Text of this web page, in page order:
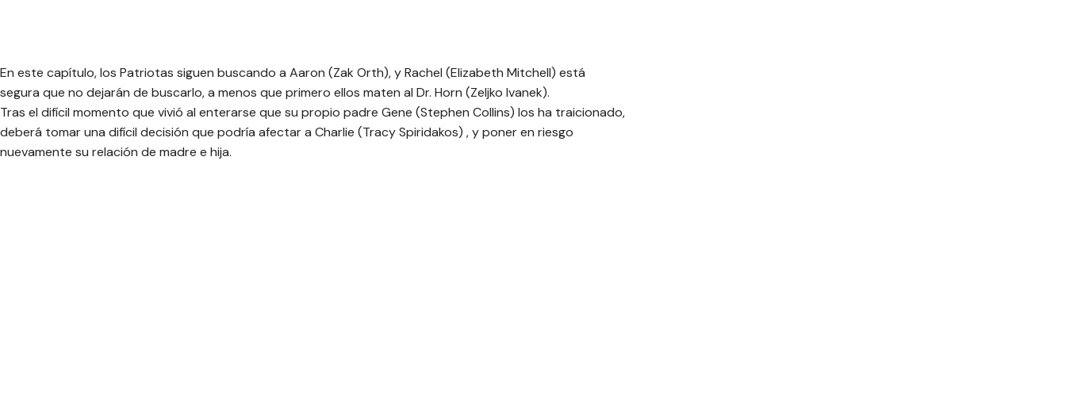
En este capítulo, los Patriotas siguen buscando a Aaron (Zak Orth), y Rachel (Elizabeth Mitchell) está
segura que no dejarán de buscarlo, a menos que primero ellos maten al Dr. Horn (Zeljko Ivanek).
Tras el difícil momento que vivió al enterarse que su propio padre Gene (Stephen Collins) los ha traicionado,
deberá tomar una difícil decisión que podría afectar a Charlie (Tracy Spiridakos) , y poner en riesgo
nuevamente su relación de madre e hija.